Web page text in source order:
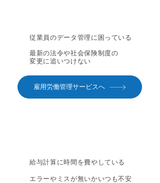
従業員のデータ管理に困っている
最新の法令や社会保険制度の
変更に追いつけない
雇用労働管理サービスへ
給与計算に時間を費やしている
エラーやミスが無いかいつも不安